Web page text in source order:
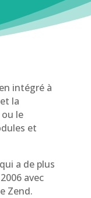
intégré à
la
le
et
a de plus
avec
Zend.